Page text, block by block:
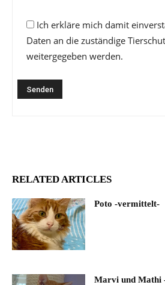
Ich erkläre mich damit
Daten an die zuständige
weitergegeben werden.
RELATED ARTICLES
Poto -vermittelt-
Marvi und Mathi